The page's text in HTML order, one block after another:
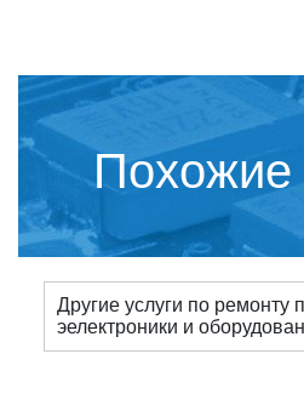
Похожие
Другие услуги по
эелектроники и